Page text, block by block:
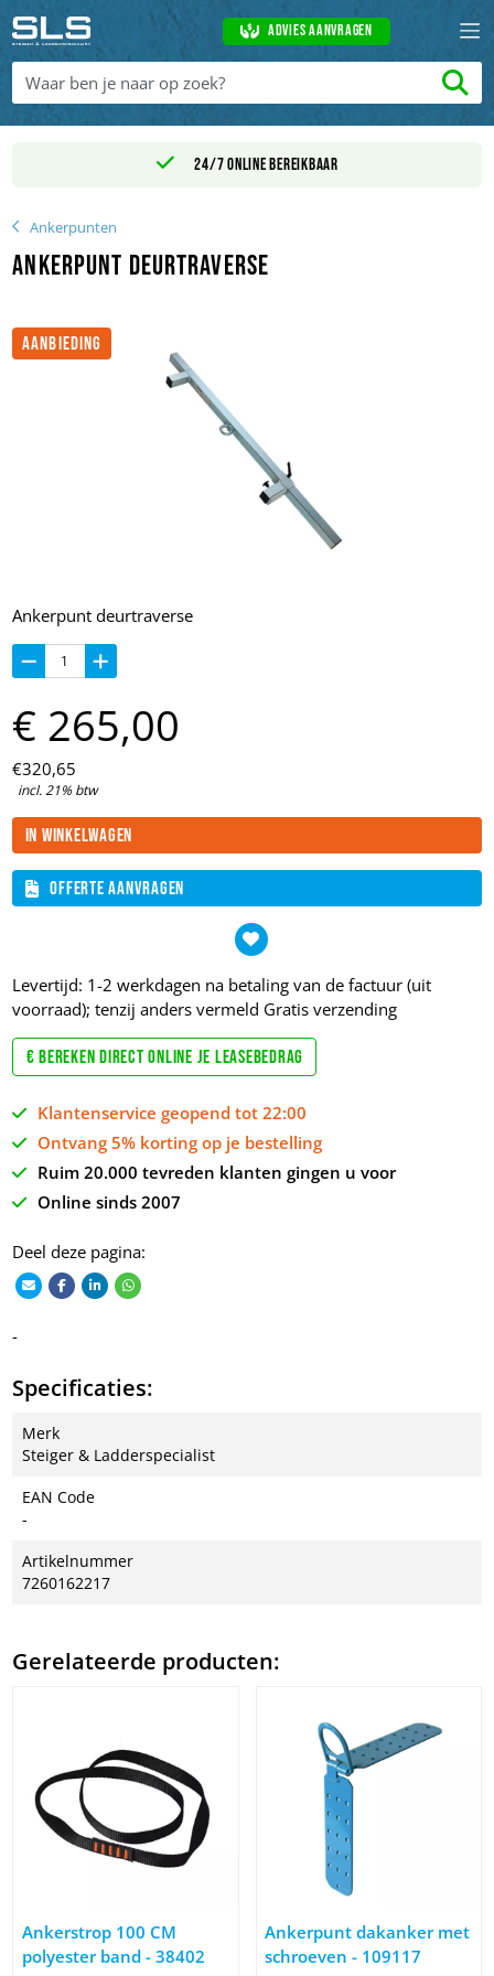
Advies aanvragen
24/7 online bereikbaar
Ankerpunten
Ankerpunt deurtraverse
AANBIEDING
Ankerpunt deurtraverse
€320,65
incl. 21% btw
€ 265,00
In winkelwagen
Offerte aanvragen
Levertijd: 1-2 werkdagen na betaling van de factuur (uit
voorraad); tenzij anders vermeld Gratis verzending
€ Bereken direct online je leasebedrag
Klantenservice geopend tot 22:00
Ontvang 5% korting op je bestelling
Ruim 20.000 tevreden klanten gingen u voor
Online sinds 2007
Deel deze pagina:
-
Specificaties:
Merk
Steiger & Ladderspecialist
EAN Code
-
Artikelnummer
7260162217
Gerelateerde producten:
Afbeelding Ankerstrop 100 CM polyester band - 38402
Ankerstrop 100 CM
polyester band - 38402
Afbeelding Ankerpunt
Ankerpunt dakanker met
schroeven - 109117